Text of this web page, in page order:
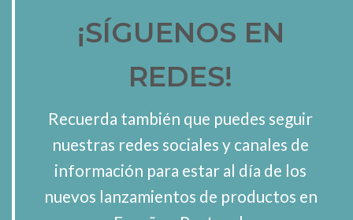
¡SÍGUENOS EN
REDES!
Recuerda también que puedes seguir
nuestras redes sociales y canales de
información para estar al día de los
nuevos lanzamientos de productos en